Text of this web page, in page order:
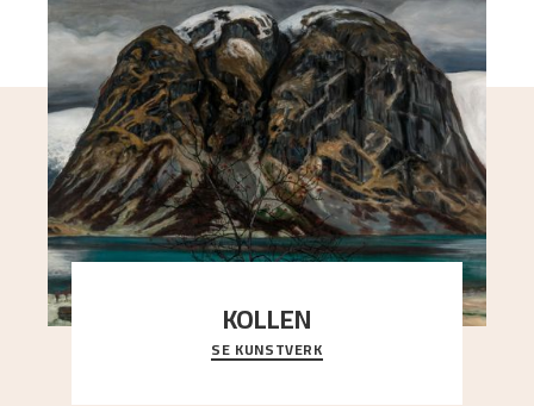
KOLLEN
Et ruvende fjell dominerer bildeflaten, og står i
sterk kontrast til det spinkle rognetreet ute
SE KUNSTVERK